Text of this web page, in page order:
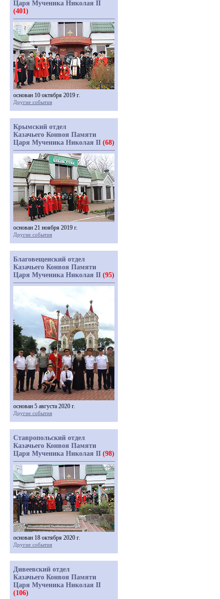
Царя Мученика Николая II
(401)
основан 10 октября 2019 г.
Другие события
Крымский отдел
Казачьего Конвоя Памяти
Царя Мученика Николая II (68)
основан 21 ноября 2019 г.
Другие события
Благовещенский отдел
Казачьего Конвоя Памяти
Царя Мученика Николая II (95)
основан 5 августа 2020 г.
Другие события
Ставропольский отдел
Казачьего Конвоя Памяти
Царя Мученика Николая II (98)
основан 18 октября 2020 г.
Другие события
Дивеевский отдел
Казачьего Конвоя Памяти
Царя Мученика Николая II
(106)